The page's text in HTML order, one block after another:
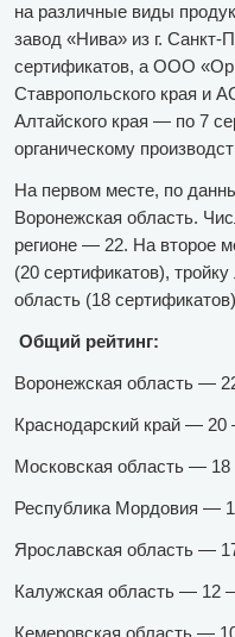
на различные виды
завод «Нива» из г. Санкт-
сертификатов, а ООО
Ставропольского края и
Алтайского края — по 7
органическому
На первом месте, по
Воронежская область.
регионе — 22. На второе
(20 сертификатов),
область (18
Общий рейтинг:
Воронежская область —
Краснодарский край —
Московская область —
Республика Мордовия —
Ярославская область —
Калужская область — 12
Кемеровская область —